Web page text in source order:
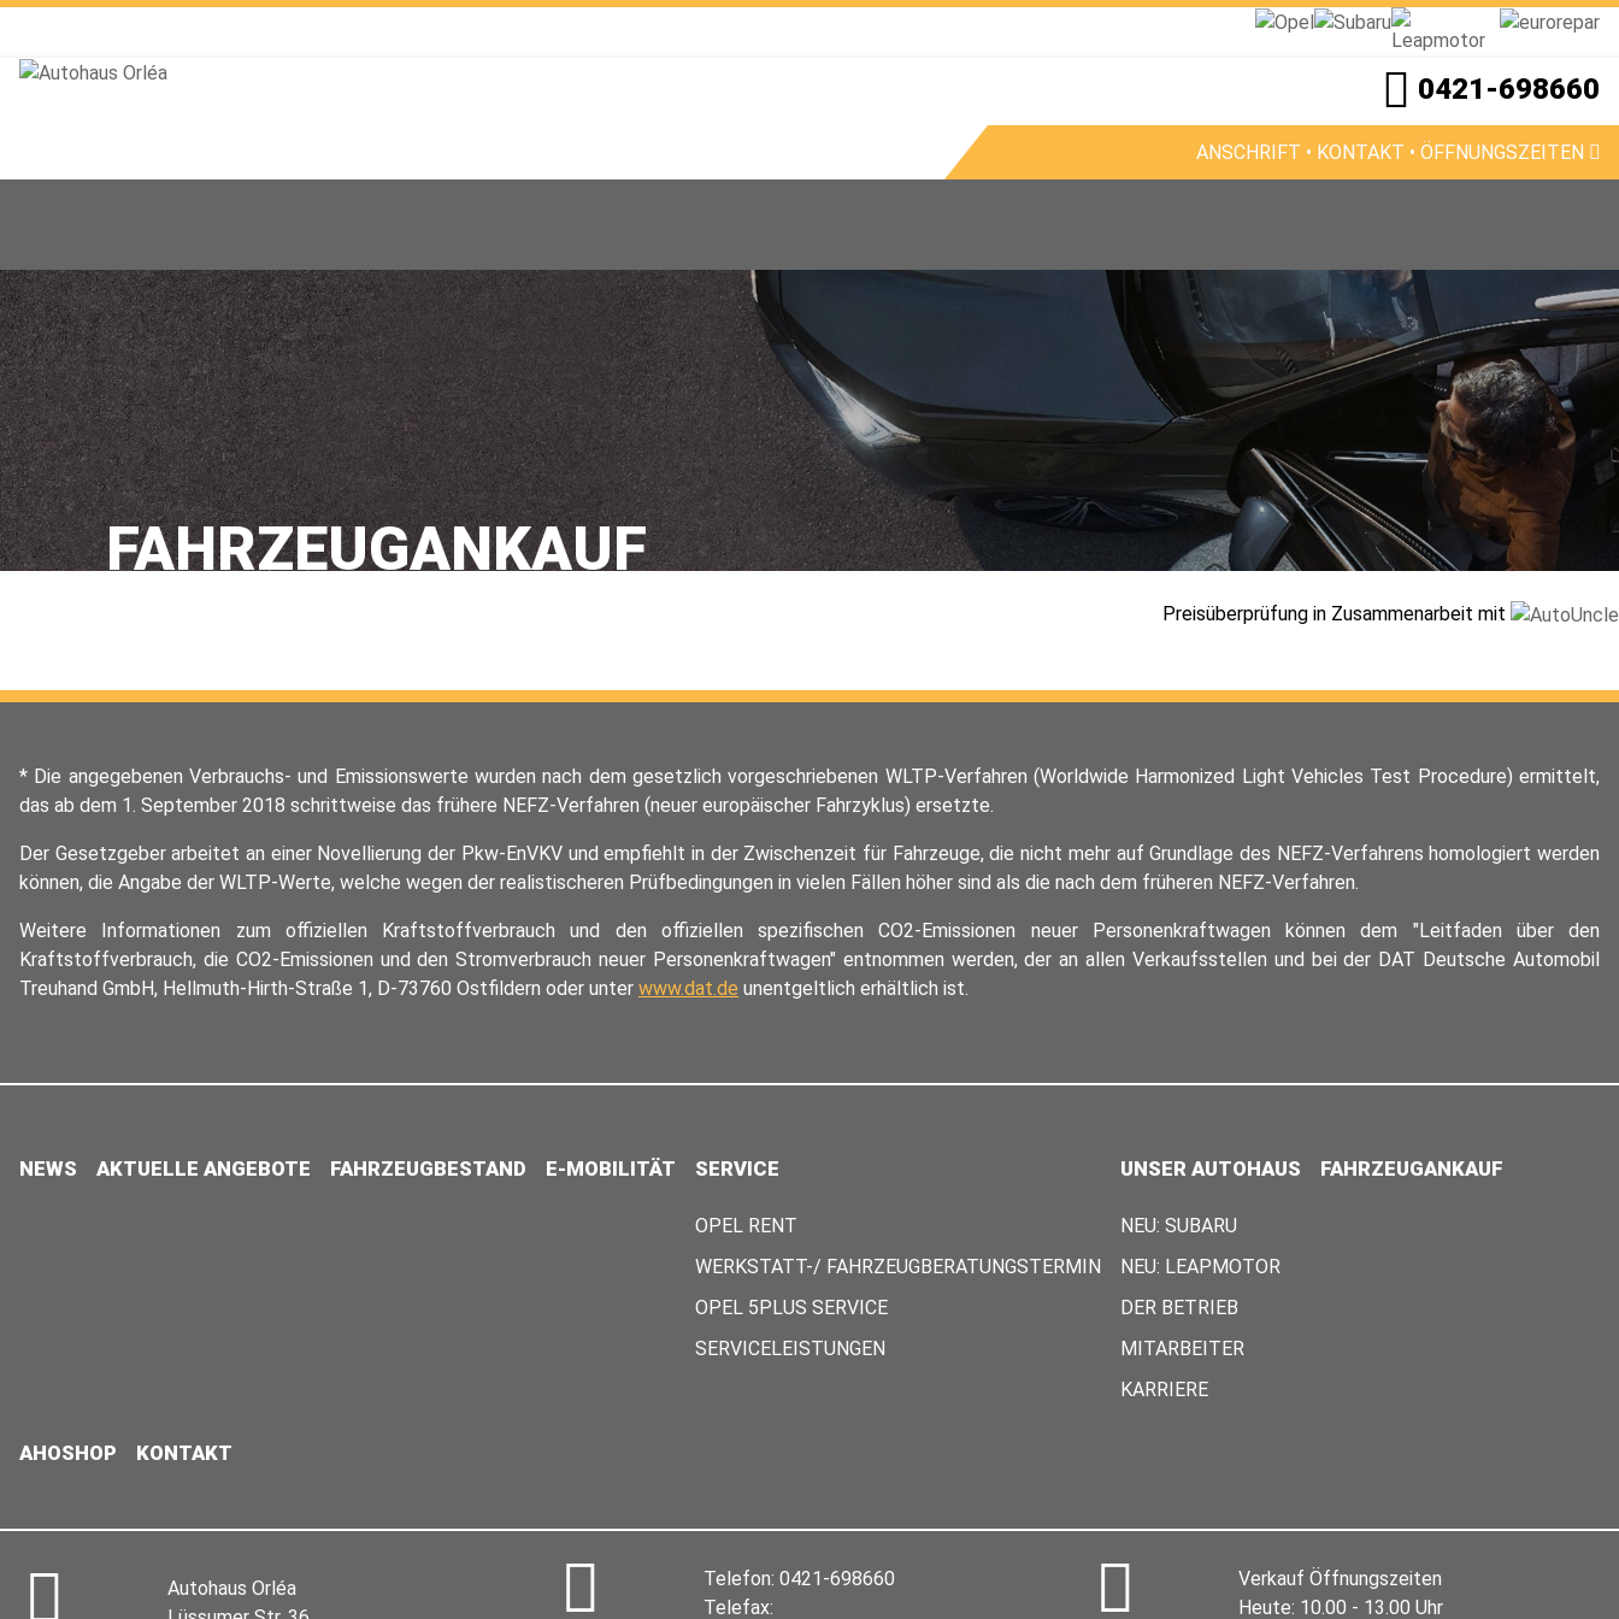
0421-698660
ANSCHRIFT • KONTAKT • ÖFFNUNGSZEITEN
FAHRZEUGANKAUF
Preisüberprüfung in Zusammenarbeit mit
* Die angegebenen Verbrauchs- und Emissionswerte wurden nach dem gesetzlich vorgeschriebenen WLTP-Verfahren (Worldwide Harmonized Light Vehicles Test Procedure) ermittelt,
das ab dem 1. September 2018 schrittweise das frühere NEFZ-Verfahren (neuer europäischer Fahrzyklus) ersetzte.
Der Gesetzgeber arbeitet an einer Novellierung der Pkw-EnVKV und empfiehlt in der Zwischenzeit für Fahrzeuge, die nicht mehr auf Grundlage des NEFZ-Verfahrens homologiert werden
können, die Angabe der WLTP-Werte, welche wegen der realistischeren Prüfbedingungen in vielen Fällen höher sind als die nach dem früheren NEFZ-Verfahren.
Weitere Informationen zum offiziellen Kraftstoffverbrauch und den offiziellen spezifischen CO2-Emissionen neuer Personenkraftwagen können dem "Leitfaden über den
Kraftstoffverbrauch, die CO2-Emissionen und den Stromverbrauch neuer Personenkraftwagen" entnommen werden, der an allen Verkaufsstellen und bei der DAT Deutsche Automobil
Treuhand GmbH, Hellmuth-Hirth-Straße 1, D-73760 Ostfildern oder unter www.dat.de unentgeltlich erhältlich ist.
NEWS AKTUELLE ANGEBOTE FAHRZEUGBESTAND E-MOBILITÄT SERVICE
OPEL RENT
WERKSTATT-/ FAHRZEUGBERATUNGSTERMIN
OPEL 5PLUS SERVICE
SERVICELEISTUNGEN
UNSER AUTOHAUS
NEU: SUBARU
NEU: LEAPMOTOR
DER BETRIEB
MITARBEITER
KARRIERE
FAHRZEUGANKAUF
AHOSHOP KONTAKT
Autohaus Orléa
Telefon: 0421-698660
Telefax:
Verkauf Öffnungszeiten
Heute: 10.00 - 13.00 Uhr